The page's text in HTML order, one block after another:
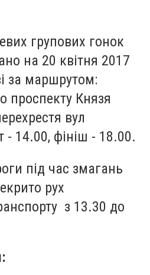
групових гонок
на 20 квітня 2017
за маршрутом:
проспекту Князя
вул
- 14.00, фініш - 18.00.
під час змагань
рух
з 13.30 до